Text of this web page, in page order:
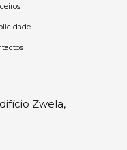
Zwela,